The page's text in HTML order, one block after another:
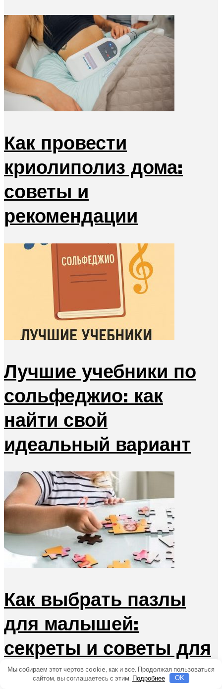
Как провести
криолиполиз дома:
советы и
рекомендации
Лучшие учебники по
сольфеджио: как
найти свой
идеальный вариант
Как выбрать пазлы
для малышей:
секреты и советы для
родителей
Мы собираем этот чертов cookie, как и все. Продолжая пользоваться
сайтом, вы соглашаетесь с этим. Подробнее OK